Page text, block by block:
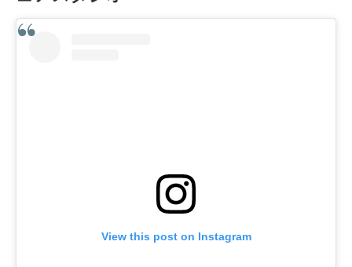
View this post on Instagram